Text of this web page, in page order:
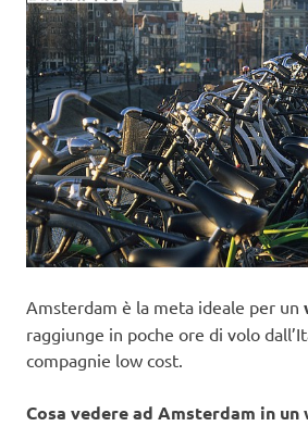
Amsterdam è la meta ideale per un
raggiunge in poche ore di volo
compagnie low cost.
Cosa vedere ad Amsterdam in un